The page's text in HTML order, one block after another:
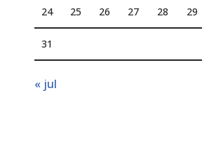
24 25 26 27 28 29
31
« jul